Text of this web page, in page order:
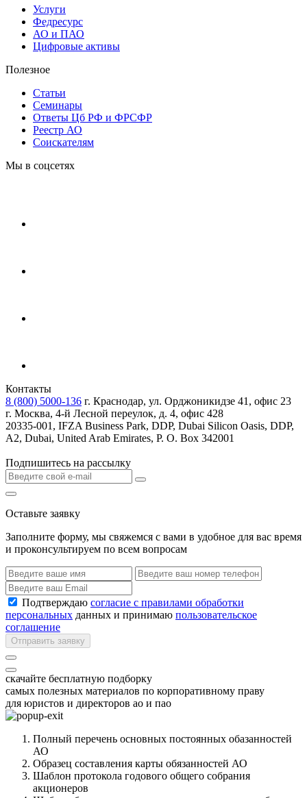
Услуги
Федресурс
АО и ПАО
Цифровые активы
Полезное
Статьи
Cеминары
Ответы Цб РФ и ФРСФР
Реестр АО
Соискателям
Мы в соцсетях
Контакты
8 (800) 5000-136 г. Краснодар, ул. Орджоникидзе 41, офис 23
г. Москва, 4-й Лесной переулок, д. 4, офис 428
20335-001, IFZA Business Park, DDP, Dubai Silicon Oasis, DDP,
A2, Dubai, United Arab Emirates, P. O. Box 342001
Подпишитесь на рассылку
Оставьте заявку
Заполните форму, мы свяжемся с вами в удобное для вас время
и проконсультируем по всем вопросам
Подтверждаю согласие с правилами обработки
персональных данных и принимаю пользовательское
соглашение
Отправить заявку
скачайте бесплатную подборку
самых полезных материалов по корпоративному праву
для юристов и директоров ао и пао
Полный перечень основных постоянных обазанностей
АО
Образец составления карты обязанностей АО
Шаблон протокола годового общего собрания
акционеров